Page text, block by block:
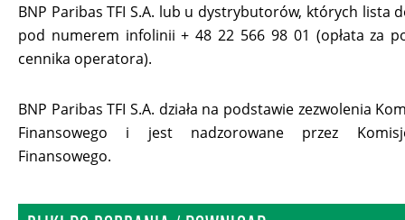
BNP Paribas TFI S.A. lub u dystrybutorów, których lista
pod numerem infolinii + 48 22 566 98 01 (opłata za
cennika operatora).
BNP Paribas TFI S.A. działa na podstawie zezwolenia
Finansowego i jest nadzorowane przez
Finansowego.